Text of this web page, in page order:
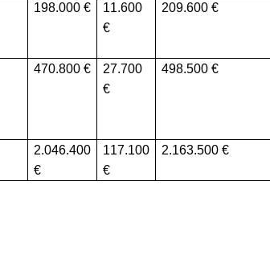
198.000 11.600 209.600
470.800 27.700 498.500
2.046.400 117.100 2.163.500